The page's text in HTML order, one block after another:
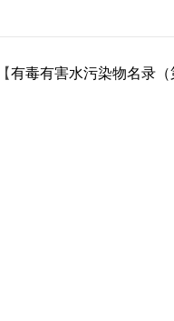
有毒有害水污染物名录（